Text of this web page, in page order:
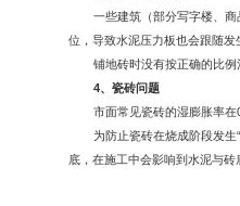
一些建筑（部分写字楼、
位，导致水泥压力板也会跟随发
铺地砖时没有按正确的比
4、瓷砖问题
市面常见瓷砖的湿膨胀率
为防止瓷砖在烧成阶段发
底，在施工中会影响到水泥与砖